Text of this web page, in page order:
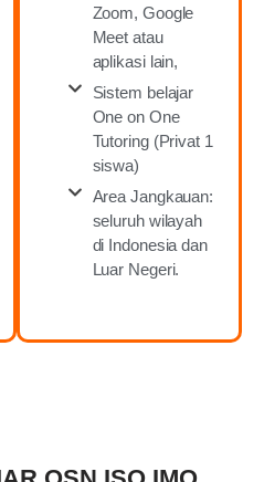
Zoom, Google
Meet atau
aplikasi lain,
Sistem belajar
One on One
Tutoring (Privat 1
siswa)
Area Jangkauan:
seluruh wilayah
di Indonesia dan
Luar Negeri.